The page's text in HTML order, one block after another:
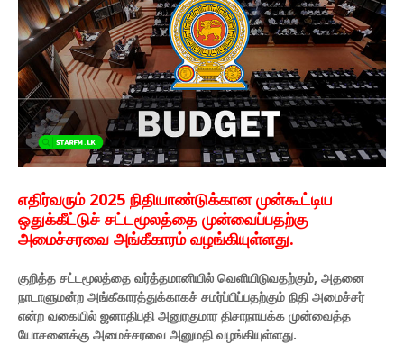
எதிர்வரும் 2025 நிதியாண்டுக்கான முன்கூட்டிய
ஒதுக்கீட்டுச் சட்டமூலத்தை முன்வைப்பதற்கு
அமைச்சரவை அங்கீகாரம் வழங்கியுள்ளது.
குறித்த சட்டமூலத்தை வர்த்தமானியில் வெளியிடுவதற்கும், அதனை
நாடாளுமன்ற அங்கீகாரத்துக்காகச் சமர்ப்பிப்பதற்கும் நிதி அமைச்சர்
என்ற வகையில் ஜனாதிபதி அனுரகுமார திசாநாயக்க முன்வைத்த
யோசனைக்கு அமைச்சரவை அனுமதி வழங்கியுள்ளது.